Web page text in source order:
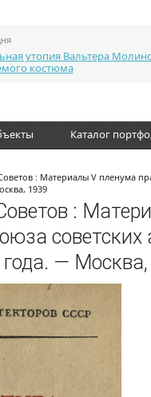
утопия Вальтера
костюма
Каталог
: Материалы V пленума
1939
:
советских
— Москва,